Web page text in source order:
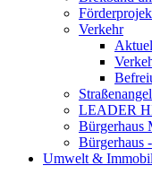
Verkehr
LEADER
Bürgerhaus
Bürgerhaus
Umwelt &